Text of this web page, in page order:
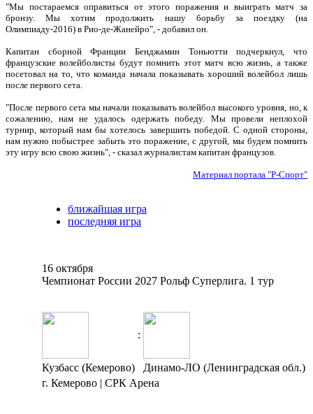
"Мы постараемся оправиться от этого поражения и выиграть матч за
бронзу. Мы хотим продолжить нашу борьбу за поездку (на
Олимпиаду-2016) в Рио-де-Жанейро", - добавил он.
Капитан сборной Франции Бенджамин Тоньютти подчеркнул, что
французские волейболисты будут помнить этот матч всю жизнь, а также
посетовал на то, что команда начала показывать хороший волейбол лишь
после первого сета.
"После первого сета мы начали показывать волейбол высокого уровня, но, к
сожалению, нам не удалось одержать победу. Мы провели неплохой
турнир, который нам бы хотелось завершить победой. С одной стороны,
нам нужно побыстрее забыть это поражение, с другой, мы будем помнить
эту игру всю свою жизнь", - сказал журналистам капитан французов.
Материал портала "Р-Спорт"
ближайшая игра
последняя игра
16 октября
Чемпионат России 2027 Рольф Суперлига. 1 тур
:
Кузбасс (Кемерово)
Динамо-ЛО (Ленинградская обл.)
г. Кемерово | СРК Арена